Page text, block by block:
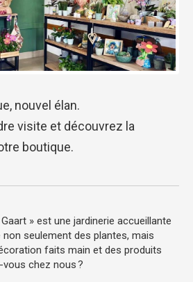
nouvel élan.
visite et découvrez la
boutique.
» est une jardinerie accueillante
seulement des plantes, mais
faits main et des produits
chez nous ?